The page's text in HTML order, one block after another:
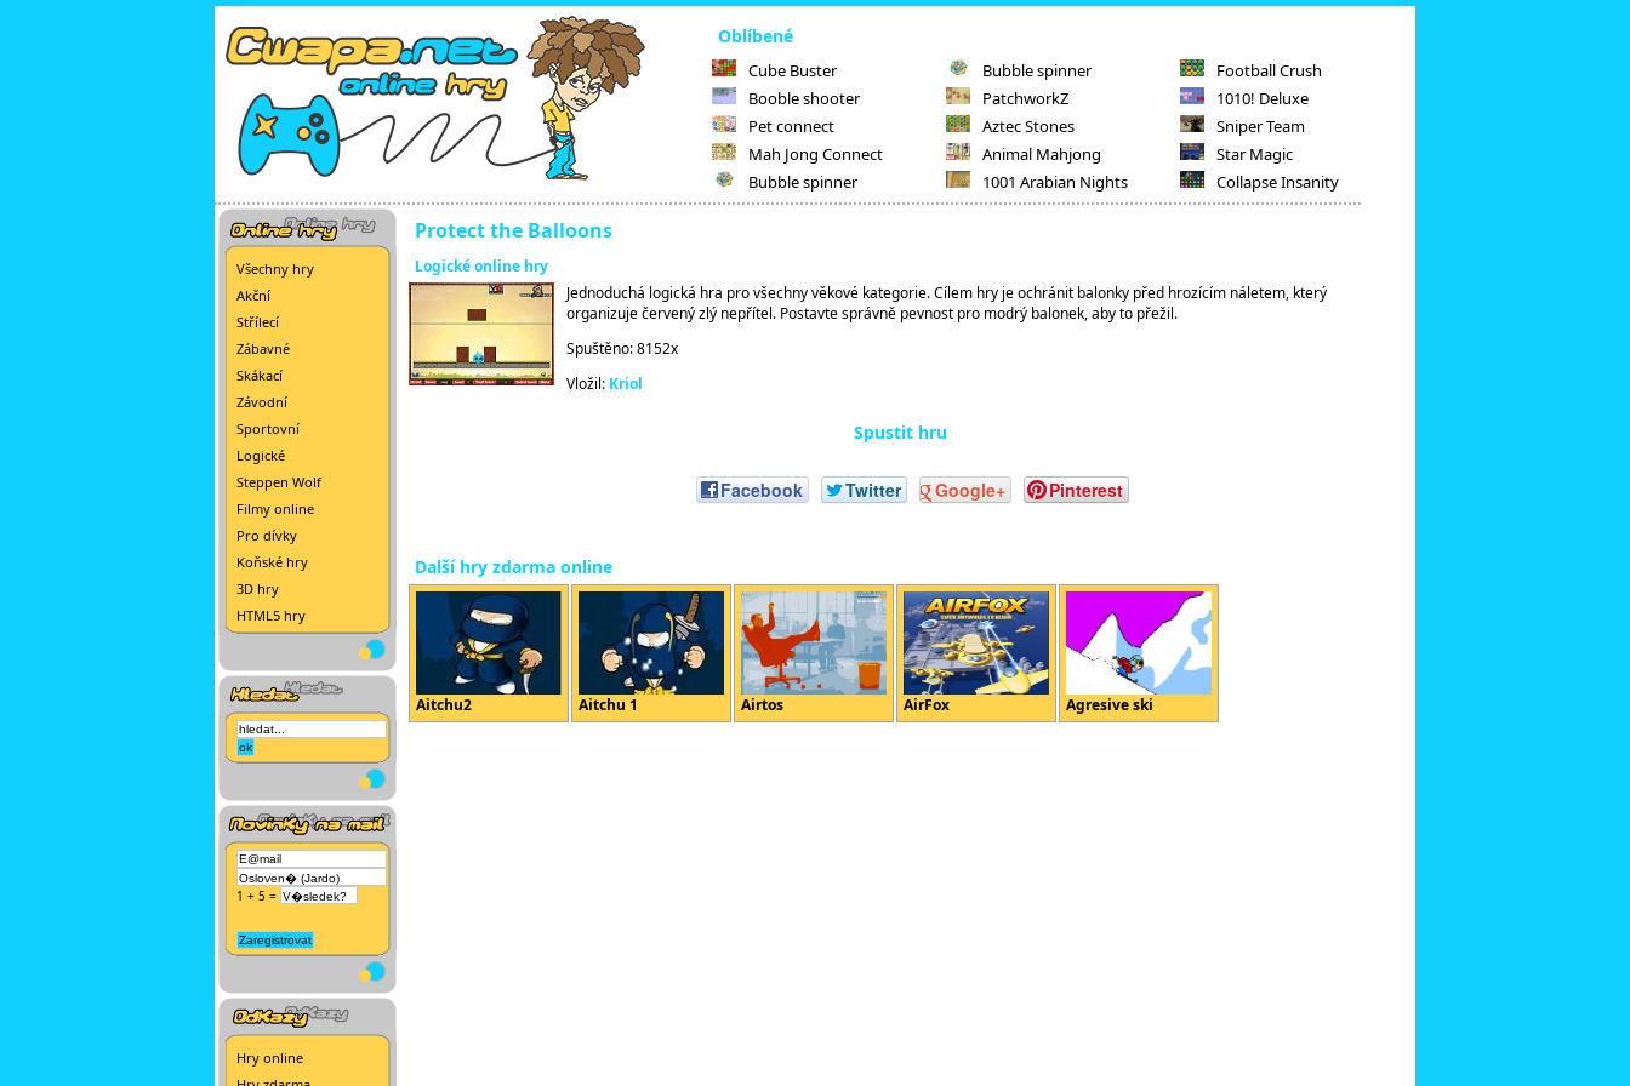
Oblíbené
Cube Buster
Booble shooter
Pet connect
Mah Jong Connect
Bubble spinner
Bubble spinner
PatchworkZ
Aztec Stones
Animal Mahjong
1001 Arabian Nights
Football Crush
1010! Deluxe
Sniper Team
Star Magic
Collapse Insanity
Všechny hry
Akční
Střílecí
Zábavné
Skákací
Závodní
Sportovní
Logické
Steppen Wolf
Filmy online
Pro dívky
Koňské hry
3D hry
HTML5 hry
1 + 5 =
Hry online
Protect the Balloons
Logické online hry
Jednoduchá logická hra pro všechny věkové kategorie. Cílem hry je ochránit balonky před hrozícím náletem, který
organizuje červený zlý nepřítel. Postavte správně pevnost pro modrý balonek, aby to přežil.
Spuštěno: 8152x
Vložil: Kriol
Spustit hru
Facebook Twitter Google+ Pinterest
Další hry zdarma online
Aitchu2 Aitchu 1 Airtos AirFox Agresive ski